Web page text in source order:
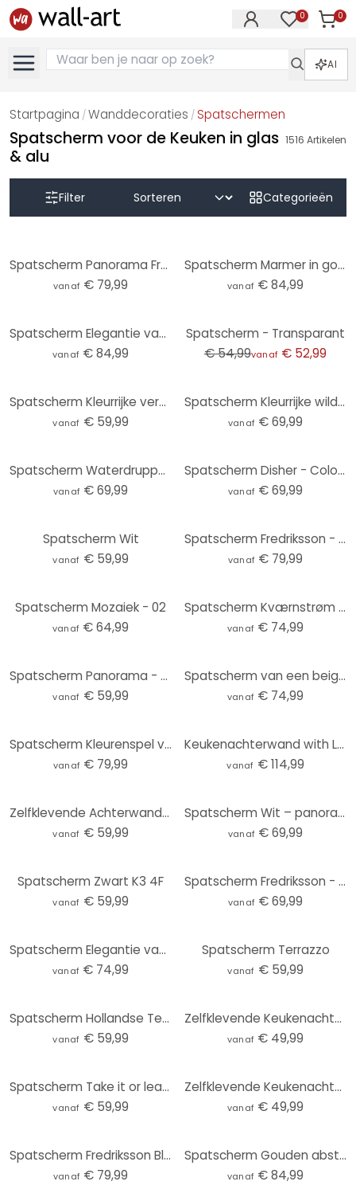
0 0
AI
Startpagina /Wanddecoraties / Spatschermen
Spatscherm voor de Keuken in glas
& alu
1516 Artikelen
Filter Categorieën
Spatscherm Panorama Fredriksson - Emeralds
vanaf € 79,99
Spatscherm Marmer in goudgroen - Haase
vanaf € 84,99
Spatscherm Elegantie van de oceaan - Gouden stromen - Alpenglow Workshop - Panorama
vanaf € 84,99
Spatscherm - Transparant
€ 54,99vanaf € 52,99
Spatscherm Kleurrijke verscheidenheid aan kruiden
vanaf € 59,99
Spatscherm Kleurrijke wilde bloemen - UN Designs
vanaf € 69,99
Spatscherm Waterdruppels - Panorama
vanaf € 69,99
Spatscherm Disher - Colourful Poppies
vanaf € 69,99
Spatscherm Wit
vanaf € 59,99
Spatscherm Fredriksson - Emeralds - panorama
vanaf € 79,99
Spatscherm Mozaiek - 02
vanaf € 64,99
Spatscherm Kværnstrøm - Dew-covered sunrise
vanaf € 74,99
Spatscherm Panorama - Transparant
vanaf € 59,99
Spatscherm van een beige stenen muur - Pictufy Studio
vanaf € 74,99
Spatscherm Kleurenspel van goudgroen - Schmucker - Panorama
vanaf € 79,99
Keukenachterwand with Love from Morocco
vanaf € 114,99
Zelfklevende Achterwand Uitzicht op het meer - Keller
vanaf € 59,99
Spatscherm Wit – panorama
vanaf € 69,99
Spatscherm Zwart K3 4F
vanaf € 59,99
Spatscherm Fredriksson - Blue Green Emeralds
vanaf € 69,99
Spatscherm Elegantie van de oceaan - Gouden stromen - Alpenglow Workshop
vanaf € 74,99
Spatscherm Terrazzo
vanaf € 59,99
Spatscherm Hollandse Tegeltjes 04
vanaf € 59,99
Zelfklevende Keukenachterwand Terrazzo
vanaf € 49,99
Spatscherm Take it or leave it
vanaf € 59,99
Zelfklevende Keukenachterwand Zomerbloemen
vanaf € 49,99
Spatscherm Fredriksson Blue Geometry - panorama
vanaf € 79,99
Spatscherm Gouden abstract - Hobday
vanaf € 84,99